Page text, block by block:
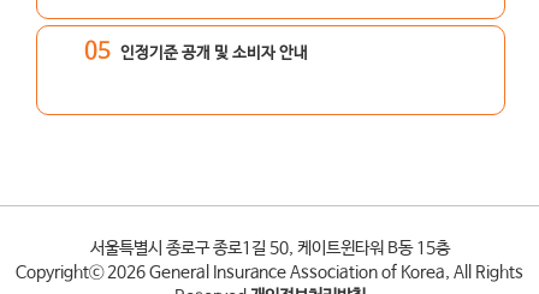
05 인정기준 공개 및 소비자 안내
서울특별시 종로구 종로1길 50, 케이트윈타워 B동 15층
Copyrightⓒ2026General Insurance Association of Korea, All Rights